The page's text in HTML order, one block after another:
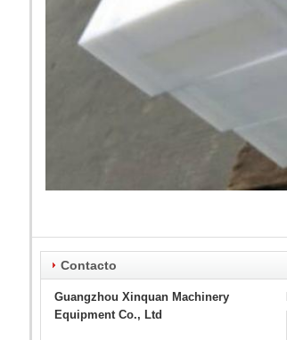
Contacto
Guangzhou Xinquan Machinery
Equipment Co., Ltd